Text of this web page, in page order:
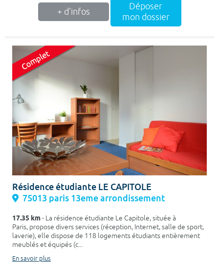
+ d'infos
Déposer
mon dossier
Résidence étudiante LE CAPITOLE
75013 paris 13eme arrondissement
17.35 km- La résidence étudiante Le Capitole, située à
Paris, propose divers services (réception, Internet, salle de sport,
laverie), elle dispose de 118 logements étudiants entièrement
meublés et équipés (c...
En savoir plus